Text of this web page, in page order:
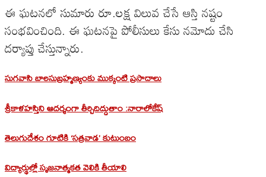
ఈ ఘటనలో సుమారు రూ.లక్ష విలువ చేసే ఆస్తి నష్టం
సంభవించింది. ఈ ఘటనపై పోలీసులు కేసు నమోదు చేసి
దర్యాప్తు చేస్తున్నారు.
సుగవాసి బాలసుబ్రహ్మణ్యంకు ముక్కంటి ప్రసాదాలు
శ్రీకాళహస్తిని ఆదర్శంగా తీర్చిదిద్దుతాం :నారాలోకేష్
తెలుగుదేశం గూటికి ‘సత్రవాడ’ కుటుంబం
విద్యార్థుల్లో సృజనాత్మకత వెలికి తీయాలి